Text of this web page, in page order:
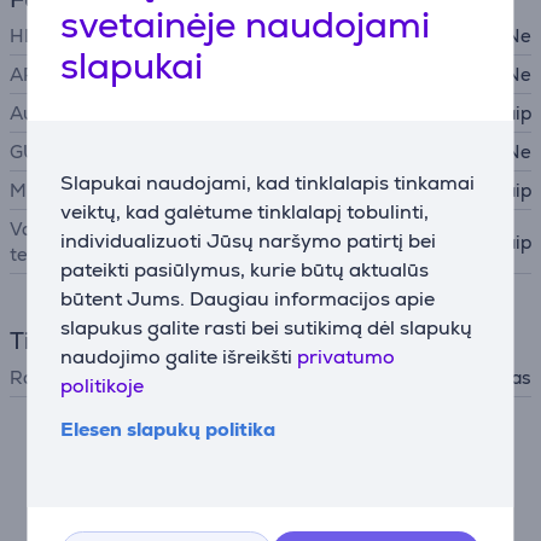
svetainėje naudojami
slapukai
Slapukai naudojami, kad tinklalapis tinkamai
veiktų, kad galėtume tinklalapį tobulinti,
individualizuoti Jūsų naršymo patirtį bei
pateikti pasiūlymus, kurie būtų aktualūs
būtent Jums. Daugiau informacijos apie
slapukus galite rasti bei sutikimą dėl slapukų
naudojimo galite išreikšti privatumo
politikoje
Elesen slapukų politika
HDMI-CEC
Ne
ARC
Ne
Automatinis kalibravimas
Taip
GUI
Ne
Multiroom
Taip
Valdymas išmaniuoju
telefonu
Taip
Tiuneris
Radijo imtuvas AM, FM, Interneto radijas